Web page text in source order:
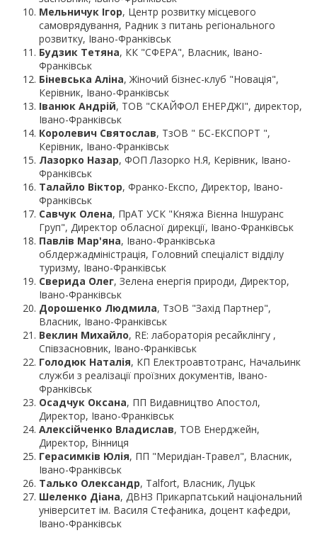
Мельничук Ігор, Центр розвитку місцевого
самоврядування, Радник з питань регіонального
розвитку, Івано-Франківськ
Будзик Тетяна, КК "СФЕРА", Власник, Івано-
Франківськ
Біневська Аліна, Жіночий бізнес-клуб "Новація",
Керівник, Івано-Франківськ
Іванюк Андрій, ТОВ "СКАЙФОЛ ЕНЕРДЖІ", директор,
Івано-Франківськ
Королевич Святослав, ТзОВ " БС-ЕКСПОРТ ",
Керівник, Івано-Франківськ
Лазорко Назар, ФОП Лазорко Н.Я, Керівник, Івано-
Франківськ
Талайло Віктор, Франко-Експо, Директор, Івано-
Франківськ
Савчук Олена, ПрАТ УСК "Княжа Вієнна Іншуранс
Груп", Директор обласної дирекції, Івано-Франківськ
Павлів Мар'яна, Івано-Франківська
облдержадміністрація, Головний спеціаліст відділу
туризму, Івано-Франківськ
Сверида Олег, Зелена енергія природи, Директор,
Івано-Франківськ
Дорошенко Людмила, ТзОВ "Захід Партнер",
Власник, Івано-Франківськ
Веклин Михайло, RE: лабораторія ресайклінгу ,
Співзасновник, Івано-Франківськ
Голодюк Наталія, КП Електроавтотранс, Начальинк
служби з реалізації проїзних документів, Івано-
Франківськ
Осадчук Оксана, ПП Видавництво Апостол,
Директор, Івано-Франківськ
Алексійченко Владислав, ТОВ Енерджейн,
Директор, Вінниця
Герасимків Юлія, ПП "Меридіан-Травел", Власник,
Івано-Франківськ
Талько Олександр, Talfort, Власник, Луцьк
Шеленко Діана, ДВНЗ Прикарпатський національний
університет ім. Василя Стефаника, доцент кафедри,
Івано-Франківськ